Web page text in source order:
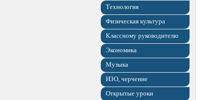
Технология
Физическая культура
Классному руководителю
Экономика
Музыка
ИЗО, черчение
Открытые уроки